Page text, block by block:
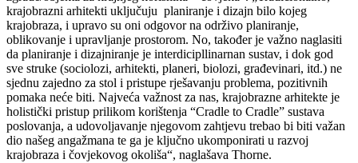
krajobrazni arhitekti uključuju planiranje i dizajn bilo kojeg
krajobraza, i upravo su oni odgovor na održivo planiranje,
oblikovanje i upravljanje prostorom. No, također je važno naglasiti
da planiranje i dizajniranje je interdicipllinarnan sustav, i dok god
sve struke (sociolozi, arhitekti, planeri, biolozi, građevinari, itd.) ne
sjednu zajedno za stol i pristupe rješavanju problema, pozitivnih
pomaka neće biti. Najveća važnost za nas, krajobrazne arhitekte je
holistički pristup prilikom korištenja “Cradle to Cradle” sustava
poslovanja, a udovoljavanje njegovom zahtjevu trebao bi biti važan
dio našeg angažmana te ga je ključno ukomponirati u razvoj
krajobraza i čovjekovog okoliša“, naglašava Thorne.